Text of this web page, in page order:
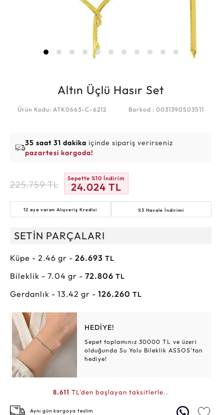
Altın Üçlü Hasır Set
Ürün Kodu: ATK0663-C-6212 Barkod : 0031390503511
35 saat 31 dakika içinde sipariş verirseniz
pazartesi kargoda!
225.759 TL
Sepette %10 İndirim
24.024 TL
12 aya varanAlışveriş Kredisi %3 Havale İndirimi
SETİN PARÇALARI
Küpe - 2.46 gr - 26.693 TL
Bileklik - 7.04 gr - 72.806 TL
Gerdanlık - 13.42 gr - 126.260 TL
HEDİYE!
Sepet toplamınız 30000 TL ve üzeri
olduğunda Su Yolu Bileklik ASSOS'tan
hediye!
8.611 TL'den başlayan taksitlerle..
Aynı gün kargoya teslim